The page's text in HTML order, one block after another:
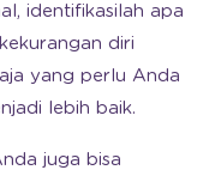
identifikasilah apa
diri
yang perlu Anda
lebih baik.
juga bisa